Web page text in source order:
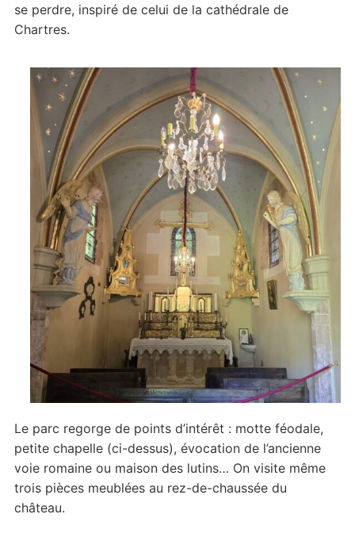
se perdre, inspiré de celui de la cathédrale de
Chartres.
Le parc regorge de points d’intérêt : motte féodale,
petite chapelle (ci-dessus), évocation de l’ancienne
voie romaine ou maison des lutins… On visite même
trois pièces meublées au rez-de-chaussée du
château.